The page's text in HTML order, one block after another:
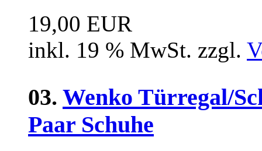
19,00 EUR
inkl. 19 % MwSt. zzgl.
03. Wenko Türregal/
Paar Schuhe